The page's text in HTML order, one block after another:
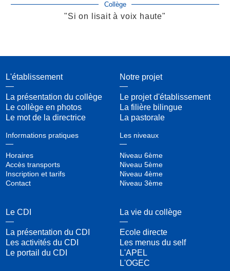
Collège
"Si on lisait à voix haute"
L'établissement
La présentation du collège
Le collège en photos
Le mot de la directrice
Informations pratiques
Horaires
Accès transports
Inscription et tarifs
Contact
Notre projet
Le projet d'établissement
La filière bilingue
La pastorale
Les niveaux
Niveau 6ème
Niveau 5ème
Niveau 4ème
Niveau 3ème
Le CDI
La présentation du CDI
Les activités du CDI
Le portail du CDI
La vie du collège
Ecole directe
Les menus du self
L'APEL
L'OGEC